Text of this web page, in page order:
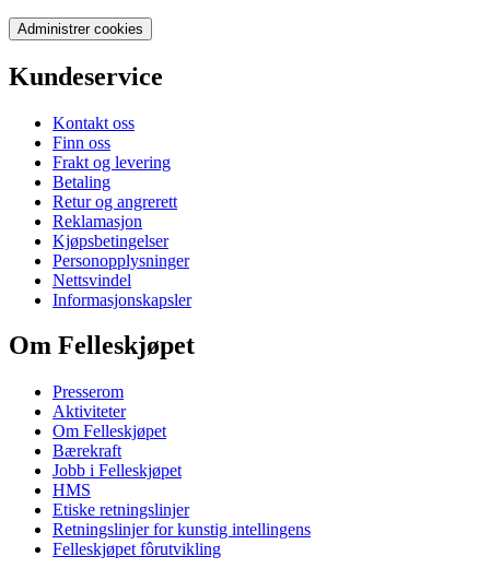
Administrer cookies
Kundeservice
Kontakt oss
Finn oss
Frakt og levering
Betaling
Retur og angrerett
Reklamasjon
Kjøpsbetingelser
Personopplysninger
Nettsvindel
Informasjonskapsler
Om Felleskjøpet
Presserom
Aktiviteter
Om Felleskjøpet
Bærekraft
Jobb i Felleskjøpet
HMS
Etiske retningslinjer
Retningslinjer for kunstig intellingens
Felleskjøpet fôrutvikling